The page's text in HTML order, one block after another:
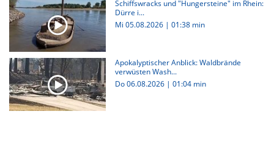
Schiffswracks und "Hungersteine" im Rhein:
Dürre i...
Mi 05.08.2026 | 01:38 min
Apokalyptischer Anblick: Waldbrände
verwüsten Wash...
Do 06.08.2026 | 01:04 min